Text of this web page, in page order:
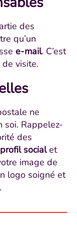
des
qu’un
e-mail. C’est
visite.
ne
soi. Rappelez-
des
profil socialet
image de
logo soigné et